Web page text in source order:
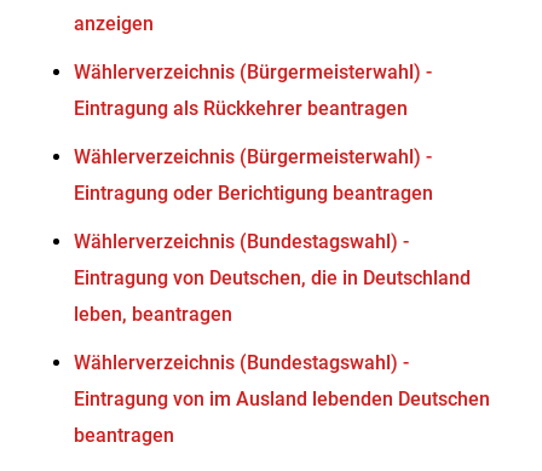
anzeigen
Wählerverzeichnis (Bürgermeisterwahl) -
Eintragung als Rückkehrer beantragen
Wählerverzeichnis (Bürgermeisterwahl) -
Eintragung oder Berichtigung beantragen
Wählerverzeichnis (Bundestagswahl) -
Eintragung von Deutschen, die in Deutschland
leben, beantragen
Wählerverzeichnis (Bundestagswahl) -
Eintragung von im Ausland lebenden Deutschen
beantragen